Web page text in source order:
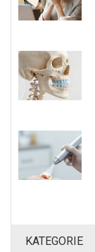
KATEGORIE